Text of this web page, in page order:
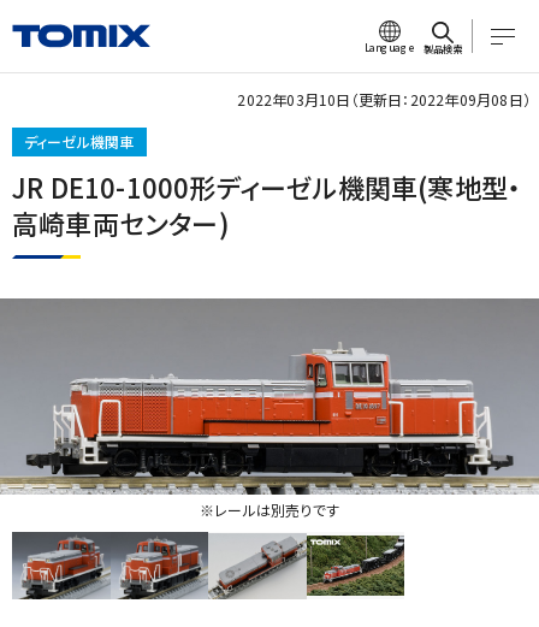
Language 製品検索
ディーゼル機関車
JR DE10-1000形ディーゼル機関車(寒地型・
高崎車両センター)
2022年03月10日（更新日：2022年09月08日）
※レールは別売りです